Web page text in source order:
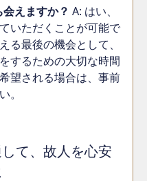
えますか？ A: はい、
いただくことが可能で
る最後の機会として、
するための大切な時間
望される場合は、事前
。
て、故人を心安